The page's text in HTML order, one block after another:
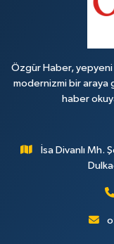
Özgür Haber, yepyeni
modernizmi bir araya
haber
İsa Divanlı Mh.